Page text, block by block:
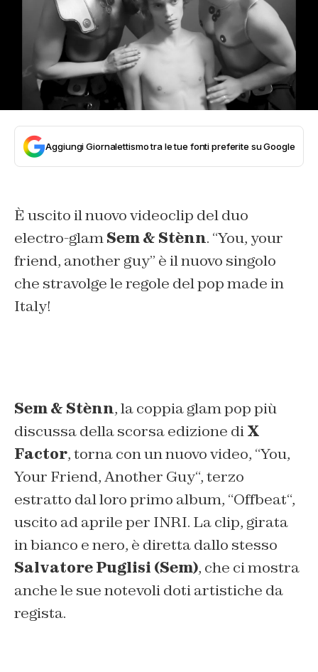
Aggiungi Giornalettismo tra le tue fonti preferite su Google
È uscito il nuovo videoclip del duo
electro-glamSem & Stènn. “You, your
friend, another guy” è il nuovo singolo
che stravolge le regole del pop made in
Italy!
Sem & Stènn, la coppia glam pop più
discussa della scorsa edizione diX
Factor, torna con un nuovo video, “You,
Your Friend, Another Guy“, terzo
estratto dal loro primo album, “Offbeat“,
uscito ad aprile per INRI. La clip, girata
in bianco e nero, è diretta dallo stesso
Salvatore Puglisi (Sem), che ci mostra
anche le sue notevoli doti artistiche da
regista.